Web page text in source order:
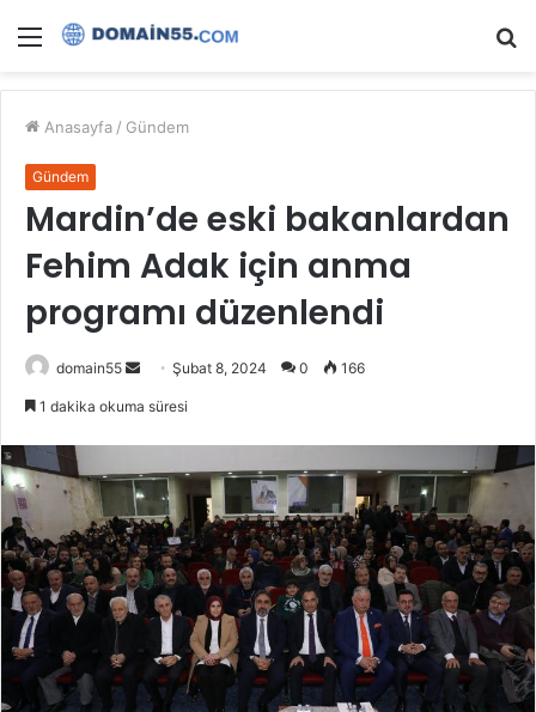
Menü
Anasayfa / Gündem
Gündem
Mardin’de eski bakanlardan
Fehim Adak için anma
programı düzenlendi
domain55
Bir
Şubat 8, 2024 0 166
1 dakika okuma süresi